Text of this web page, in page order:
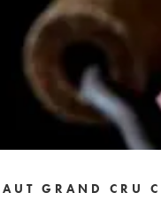
1983
1982
1978
1976
1964
GRAND CRU